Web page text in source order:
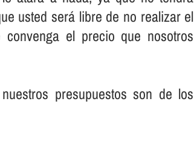
usted será libre de no realizar el
el precio que nosotros
presupuestos son de los